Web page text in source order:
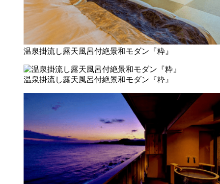
温泉掛流し露天風呂付絶景和モダン『粋』
温泉掛流し露天風呂付絶景和モダン『粋』